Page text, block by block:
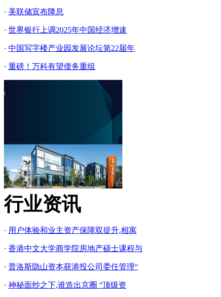
· 美联储宣布降息
· 世界银行上调2025年中国经济增速
· 中国写字楼产业园发展论坛第22届年
· 重磅！万科有望债务重组
行业资讯
· 用户体验和业主资产保障双提升,相寓
· 香港中文大学商学院房地产硕士课程与
· 普洛斯隐山资本获港投公司委任管理“
· 神秘面纱之下,谁造出京圈 “顶级资